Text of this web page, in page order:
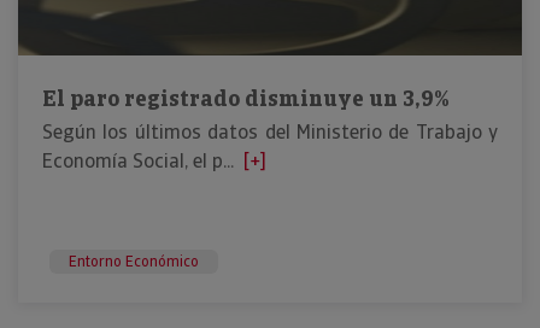
El paro registrado disminuye un 3,9%
Según los últimos datos del Ministerio de Trabajo y
Economía Social, el p... [+]
Entorno Económico